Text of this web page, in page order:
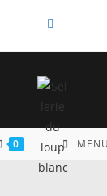
0 MENU